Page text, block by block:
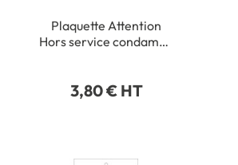
Plaquette Attention
Hors service condamné
3,80 € HT